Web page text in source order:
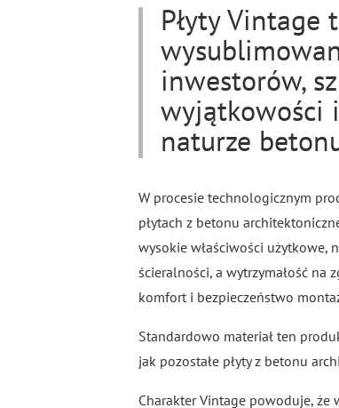
Płyty
inwestorów,
wyjątkowości
naturze
W procesie technologicznym
płytach z betonu
wysokie właściwości użytkowe,
ścieralności, a wytrzymałość na
komfort i bezpieczeństwo
Standardowo materiał ten
jak pozostałe płyty z betonu
Charakter Vintage powoduje, że